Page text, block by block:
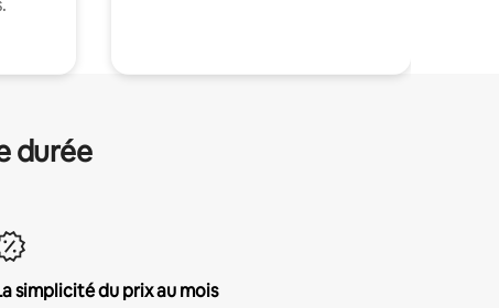
durée
simplicité du prix au mois